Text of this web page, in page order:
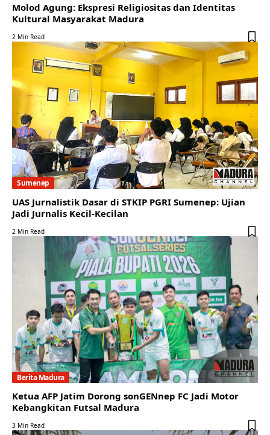
Molod Agung: Ekspresi Religiositas dan Identitas
Kultural Masyarakat Madura
2 Min Read
Sumenep
UAS Jurnalistik Dasar di STKIP PGRI Sumenep: Ujian
Jadi Jurnalis Kecil-Kecilan
2 Min Read
Berita Madura
Ketua AFP Jatim Dorong sonGENnep FC Jadi Motor
Kebangkitan Futsal Madura
3 Min Read